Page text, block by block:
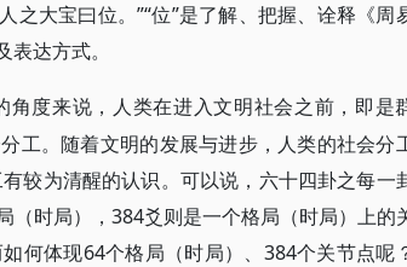
大宝曰位。”“位”是了解、把握、诠释《周
达方式。
角度来说，人类在进入文明社会之前，即是
工。随着文明的发展与进步，人类的社会分
较为清醒的认识。可以说，六十四卦之每一
（时局），384爻则是一个格局（时局）上的
何体现64个格局（时局）、384个关节点呢